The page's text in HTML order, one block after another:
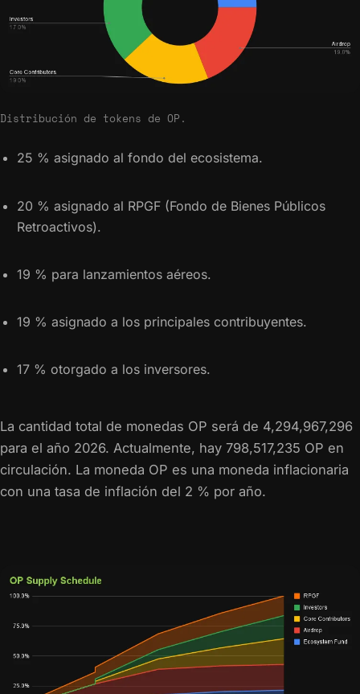
Distribución de tokens de OP.
25 % asignado al fondo del ecosistema.
20 % asignado al RPGF (Fondo de Bienes Públicos
Retroactivos).
19 % para lanzamientos aéreos.
19 % asignado a los principales contribuyentes.
17 % otorgado a los inversores.
La cantidad total de monedas OP será de 4,294,967,296
para el año 2026. Actualmente, hay 798,517,235 OP en
circulación. La moneda OP es una moneda inflacionaria
con una tasa de inflación del 2 % por año.